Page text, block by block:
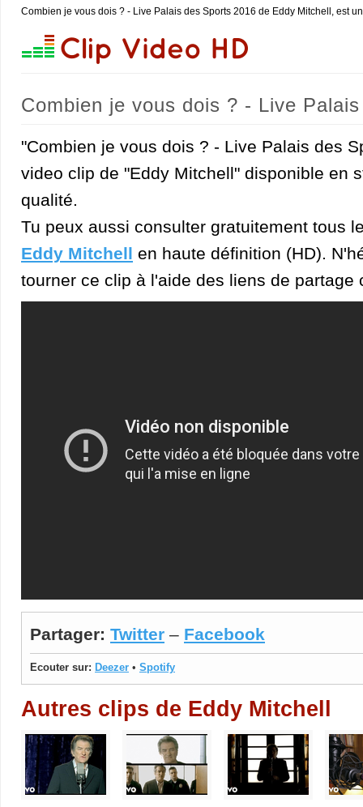
Combien je vous dois ? - Live Palais des Sports 2016 de Eddy Mitchell, est
Combien je vous dois ? - Live
"Combien je vous dois ? - Live Palais des
video clip de "Eddy Mitchell" disponible en
qualité.
Tu peux aussi consulter gratuitement tous
Eddy Mitchell en haute définition (HD).
tourner ce clip à l'aide des liens de partage
Partager: Twitter – Facebook
Ecouter sur: Deezer • Spotify
Autres clips de Eddy Mitchell